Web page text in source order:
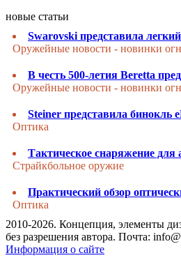
новые статьи
Swarovski представила
Оружейные новости - новинки
В честь 500-летия Beretta
Оружейные новости - новинки
Steiner представила бинокль
Оптика
Тактическое снаряжение
Страйкбольное оружие
Практический обзор
Оптика
2010-2026. Концепция, элементы
без разрешения автора. Почта:
Информация о сайте